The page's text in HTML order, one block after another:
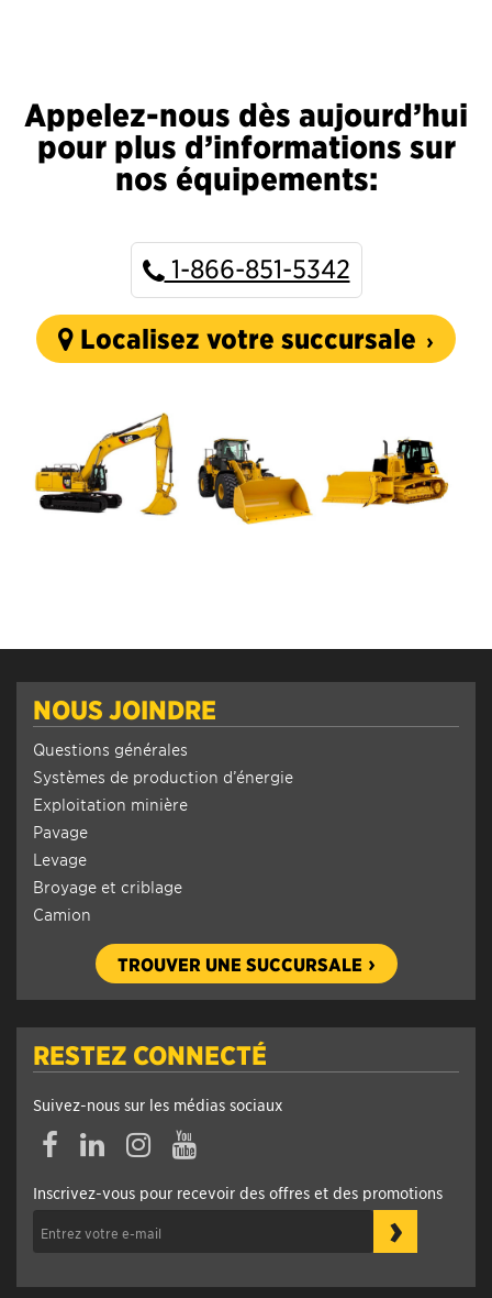
Appelez-nous dès aujourd’hui
pour plus d’informations sur
nos équipements:
1-866-851-5342
Localisez votre succursale
NOUS JOINDRE
Questions générales
Systèmes de production d’énergie
Exploitation minière
Pavage
Levage
Broyage et criblage
Camion
TROUVER UNE SUCCURSALE
RESTEZ CONNECTÉ
Suivez-nous sur les médias sociaux
Inscrivez-vous pour recevoir des offres et des promotions
›